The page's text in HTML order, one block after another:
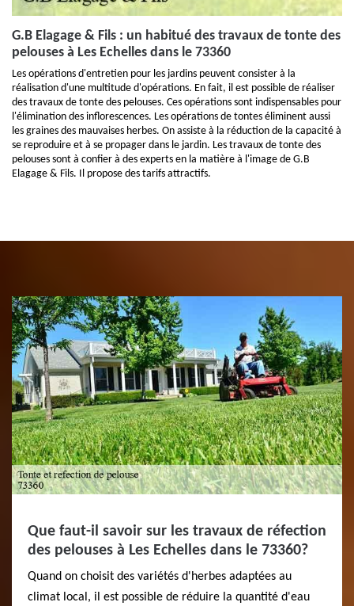
G.B Elagage & Fils : un habitué des travaux de tonte des
pelouses à Les Echelles dans le 73360
Les opérations d'entretien pour les jardins peuvent consister à la
réalisation d'une multitude d'opérations. En fait, il est possible de réaliser
des travaux de tonte des pelouses. Ces opérations sont indispensables pour
l'élimination des inflorescences. Les opérations de tontes éliminent aussi
les graines des mauvaises herbes. On assiste à la réduction de la capacité à
se reproduire et à se propager dans le jardin. Les travaux de tonte des
pelouses sont à confier à des experts en la matière à l'image de G.B
Elagage & Fils. Il propose des tarifs attractifs.
Que faut-il savoir sur les travaux de réfection
des pelouses à Les Echelles dans le 73360?
Quand on choisit des variétés d'herbes adaptées au
climat local, il est possible de réduire la quantité d'eau